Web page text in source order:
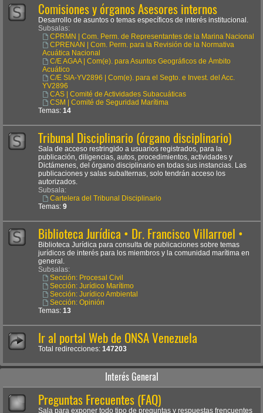
Comisiones y órganos Asesores internos
Desarrollo de asuntos o temas específicos de interés institucional.
Subsalas:
CPRMN | Com. Perm. de Representantes de la Marina Nacional
CPRENAN | Com. Perm. para la Revisión de la Normativa
Acuática Nacional
C/E AGAA | Com(e). para Asuntos Geográficos de Ámbito
Acuático
C/E SIA-YV2896 | Com(e). para el Segto. e Invest. del Acc.
YV2896
CAS | Comité de Actividades Subacuáticas
CSM | Comité de Seguridad Marítima
Temas: 14
Tribunal Disciplinario (órgano disciplinario)
Sala de acceso restringido a usuarios registrados, para la
publicación, diligencias, autos, procedimientos, actividades y
Dictámenes, del órgano disciplinario en todas sus instancias. Las
publicaciones y salas subalternas, solo tendrán acceso los
autorizados.
Subsala:
Cartelera del Tribunal Disciplinario
Temas: 9
Biblioteca Jurídica • Dr. Francisco Villarroel •
Biblioteca Jurídica para consulta de publicaciones sobre temas
jurídicos de interés para los miembros y la comunidad marítima en
general.
Subsalas:
Sección: Procesal Civil
Sección: Jurídico Marítimo
Sección: Jurídico Ambiental
Sección: Opinión
Temas: 13
Ir al portal Web de ONSA Venezuela
Total redirecciones: 147203
Interés General
Preguntas Frecuentes (FAQ)
Sala para exponer todo tipo de preguntas y respuestas frencuentes